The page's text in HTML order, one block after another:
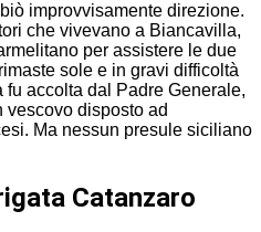
improvvisamente direzione.
che vivevano a Biancavilla,
per assistere le due
sole e in gravi difficoltà
accolta dal Padre Generale,
vescovo disposto ad
Ma nessun presule siciliano
Catanzaro